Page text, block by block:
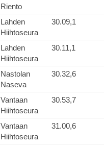
Riento
Lahden
Hiihtoseura
30.09,1
Lahden
Hiihtoseura
30.11,1
Nastolan
Naseva
30.32,6
Vantaan
Hiihtoseura
30.53,7
Vantaan
Hiihtoseura
31.00,6